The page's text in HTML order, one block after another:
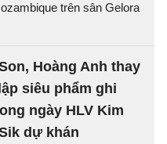
trên sân Gelora
Hoàng Anh thay
siêu phẩm ghi
ngày HLV Kim
dự khán